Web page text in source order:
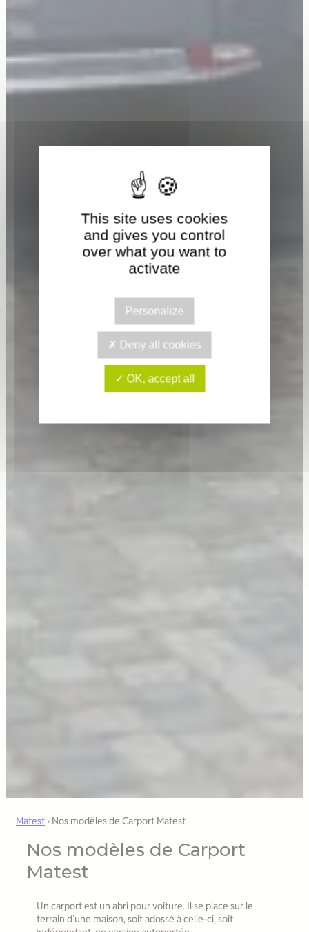
Matest › Nos modèles de Carport Matest
Nos modèles de Carport
Matest
Un carport est un abri pour voiture. Il se place sur le
terrain d’une maison, soit adossé à celle-ci, soit
This site uses cookies
and gives you control
over what you want to
activate
Personalize
Deny all cookies
OK, accept all